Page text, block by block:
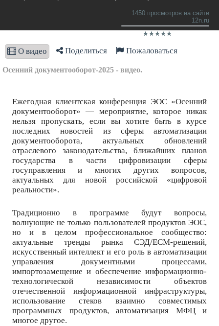
1450 просмотров на сайте
12n.ru
О видео Поделиться Пожаловаться
Осенний документооборот-2025 - видео.
Ежегодная клиентская конференция ЭОС «Осенний
документооборот» — мероприятие, которое никак
нельзя пропускать, если вы хотите быть в курсе
последних новостей из сферы автоматизации
документооборота, актуальных обновлений
отраслевого законодательства, ближайших планов
государства в части цифровизации сферы
госуправления и многих других вопросов,
актуальных для новой российской «цифровой
реальности».
Традиционно в программе будут вопросы,
волнующие не только пользователей продуктов ЭОС,
но и в целом профессиональное сообщество:
актуальные тренды рынка СЭД/ECM-решений,
искусственный интеллект и его роль в автоматизации
управления документными процессами,
импортозамещение и обеспечение информационно-
технологической независимости объектов
отечественной информационной инфраструктуры,
использование стеков взаимно совместимых
программных продуктов, автоматизация МФЦ и
многое другое.